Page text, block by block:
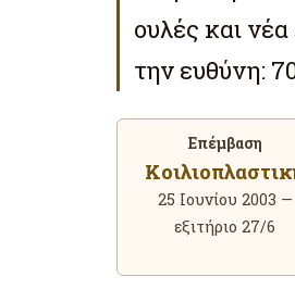
ουλές και
την ευθύνη:
Επέμβαση
25 Ιουνίου 2003 —
εξιτήριο 27/6